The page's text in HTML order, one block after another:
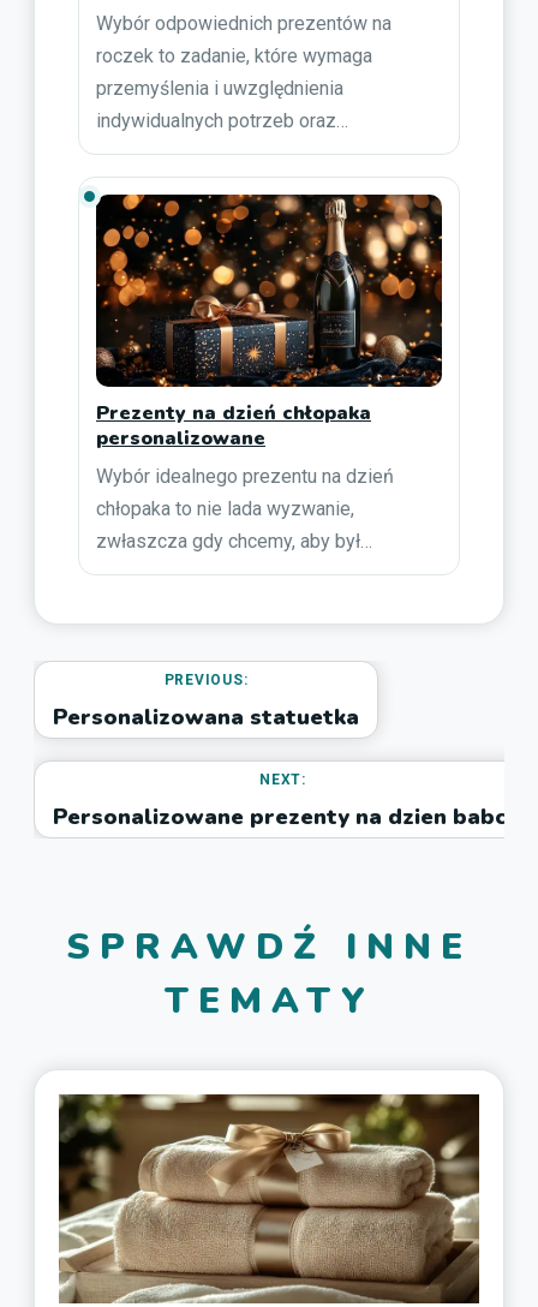
Wybór odpowiednich prezentów na
roczek to zadanie, które wymaga
przemyślenia i uwzględnienia
indywidualnych potrzeb oraz…
Prezenty na dzień chłopaka
personalizowane
Wybór idealnego prezentu na dzień
chłopaka to nie lada wyzwanie,
zwłaszcza gdy chcemy, aby był…
PREVIOUS:
Personalizowana statuetka
NEXT:
Personalizowane prezenty na dzien babci
SPRAWDŹ INNE
TEMATY